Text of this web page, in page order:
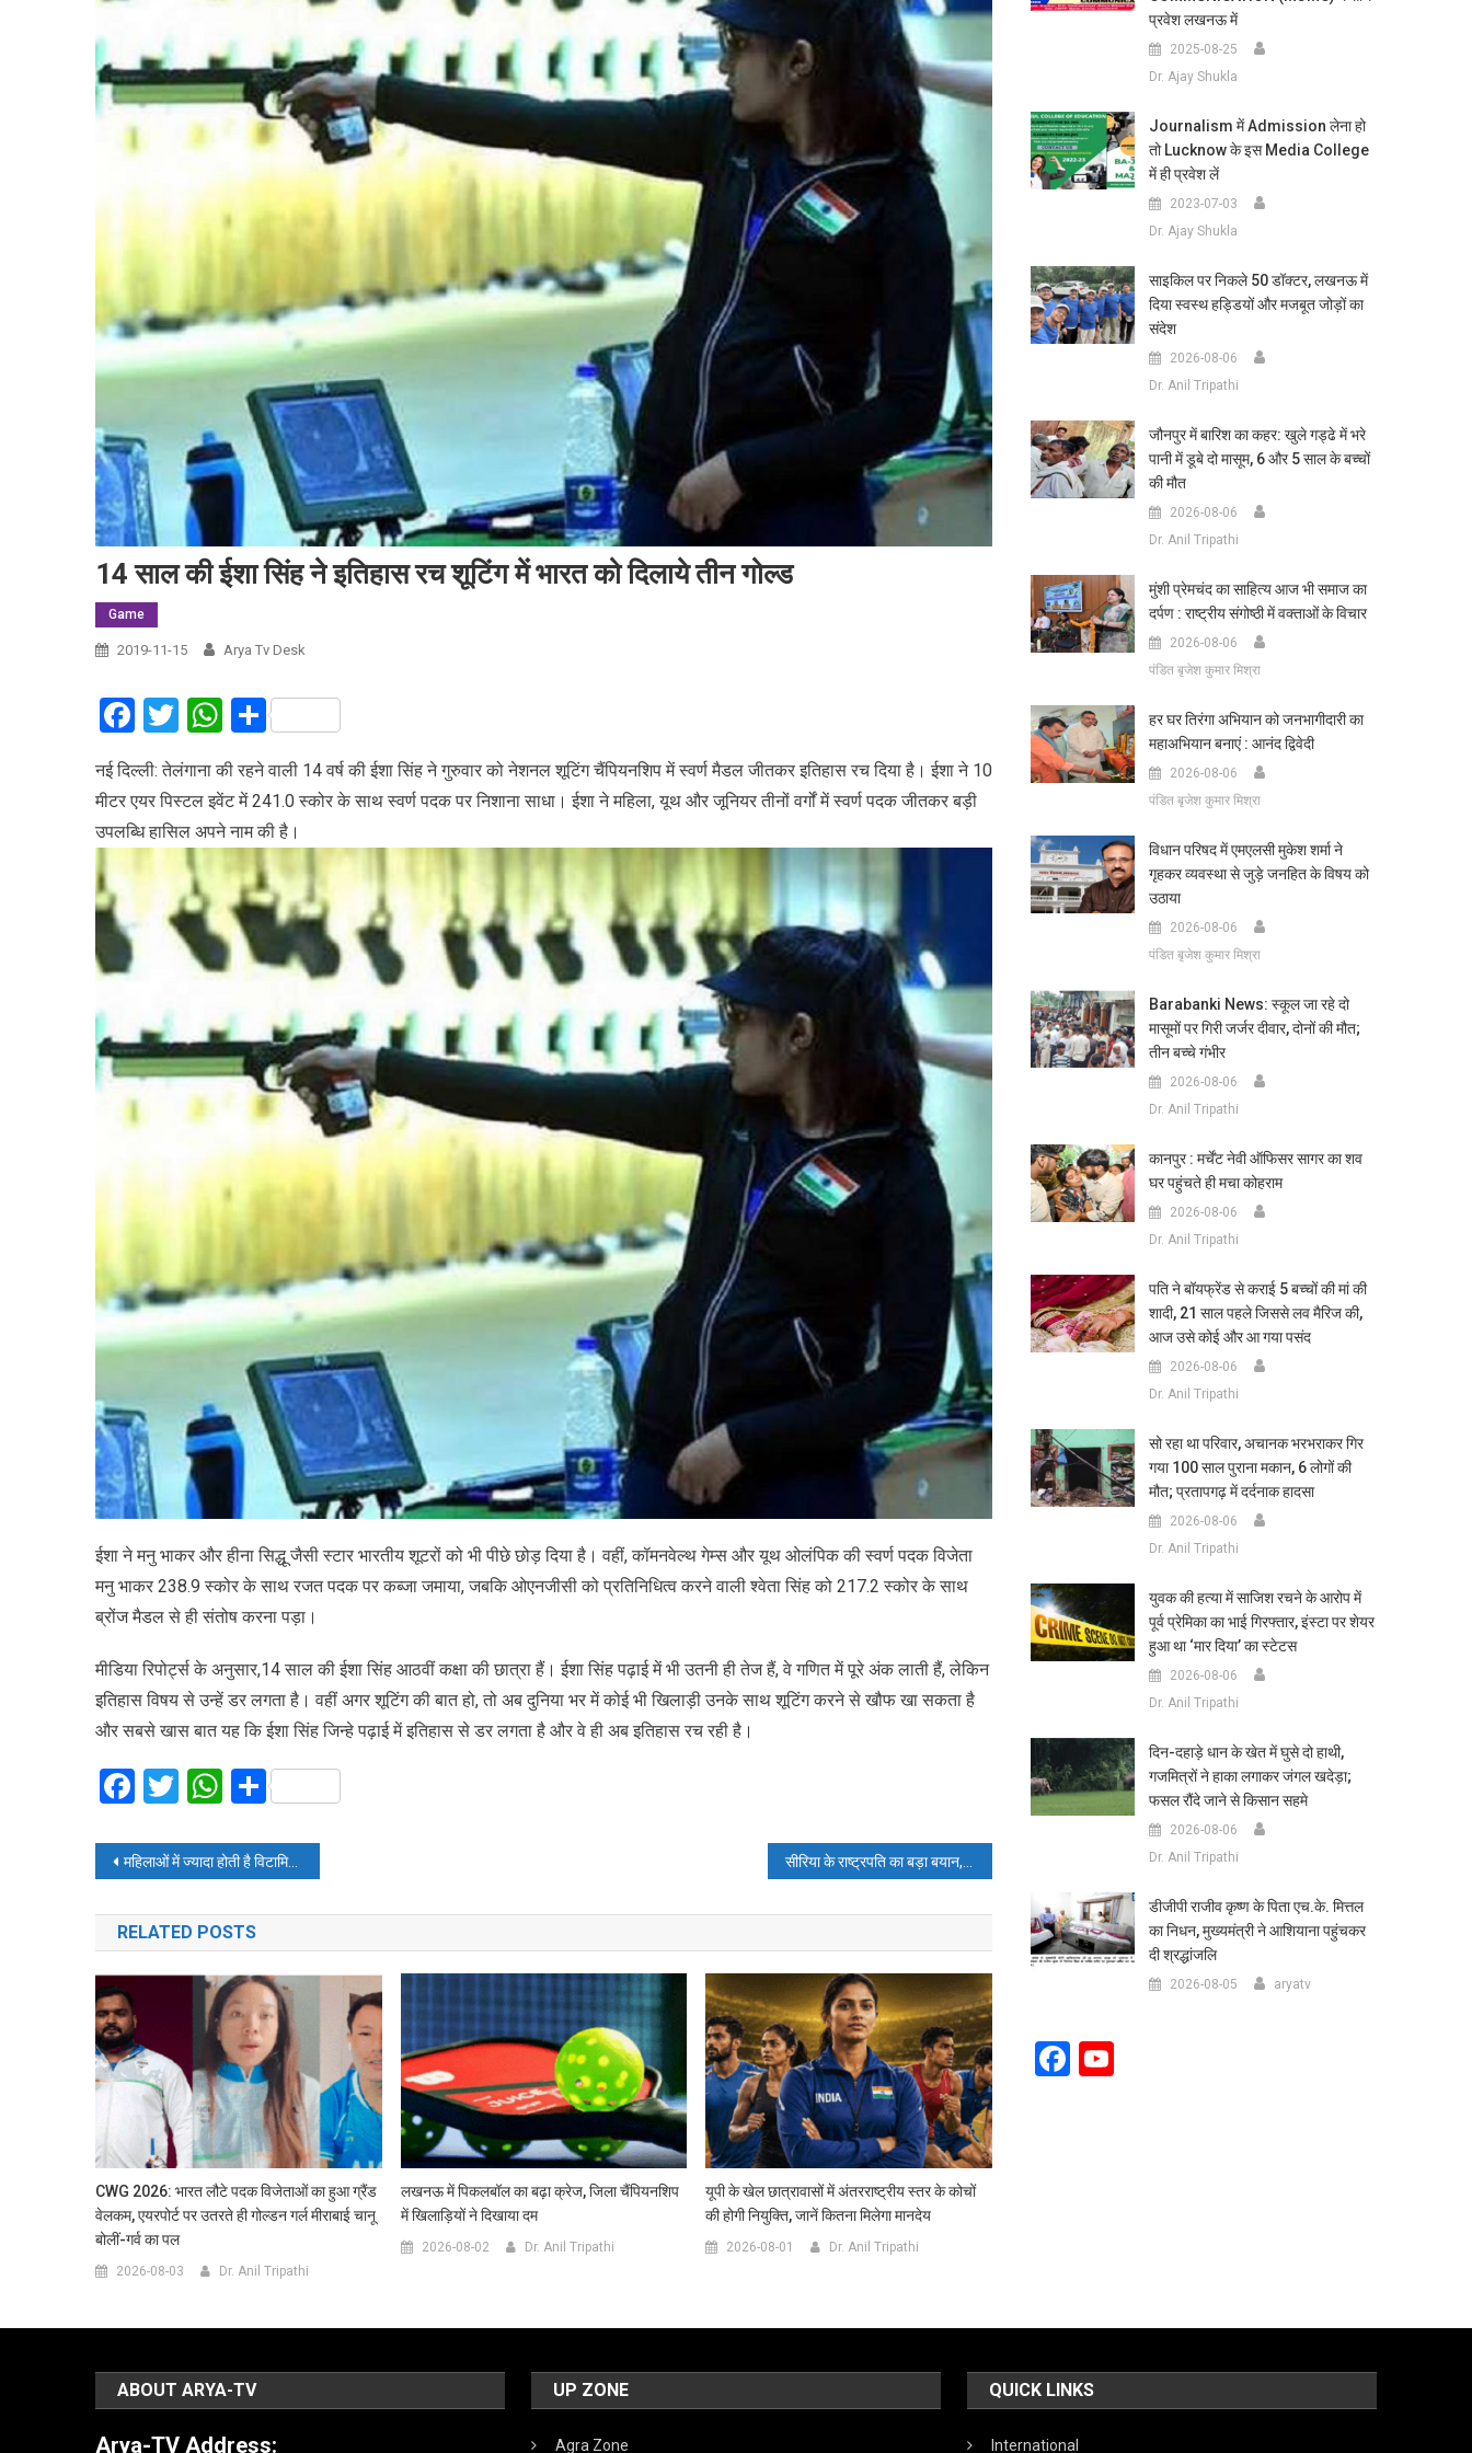
14 साल की ईशा सिंह ने इतिहास रच शूटिंग में भारत को दिलाये तीन गोल्ड
Game
2019-11-15 Arya Tv Desk
Facebook
TwitterWhatsApp
Share
नई दिल्ली: तेलंगाना की रहने वाली 14 वर्ष की ईशा सिंह ने गुरुवार को नेशनल शूटिंग चैंपियनशिप में स्वर्ण मैडल जीतकर इतिहास रच दिया है। ईशा ने 10
मीटर एयर पिस्टल इवेंट में 241.0 स्कोर के साथ स्वर्ण पदक पर निशाना साधा। ईशा ने महिला, यूथ और जूनियर तीनों वर्गों में स्वर्ण पदक जीतकर बड़ी
उपलब्धि हासिल अपने नाम की है।
ईशा ने मनु भाकर और हीना सिद्धू जैसी स्टार भारतीय शूटरों को भी पीछे छोड़ दिया है। वहीं, कॉमनवेल्थ गेम्स और यूथ ओलंपिक की स्वर्ण पदक विजेता
मनु भाकर 238.9 स्कोर के साथ रजत पदक पर कब्जा जमाया, जबकि ओएनजीसी को प्रतिनिधित्व करने वाली श्वेता सिंह को 217.2 स्कोर के साथ
ब्रोंज मैडल से ही संतोष करना पड़ा।
मीडिया रिपोर्ट्स के अनुसार,14 साल की ईशा सिंह आठवीं कक्षा की छात्रा हैं। ईशा सिंह पढ़ाई में भी उतनी ही तेज हैं, वे गणित में पूरे अंक लाती हैं, लेकिन
इतिहास विषय से उन्हें डर लगता है। वहीं अगर शूटिंग की बात हो, तो अब दुनिया भर में कोई भी खिलाड़ी उनके साथ शूटिंग करने से खौफ खा सकता है
और सबसे खास बात यह कि ईशा सिंह जिन्हे पढ़ाई में इतिहास से डर लगता है और वे ही अब इतिहास रच रही है।
Facebook
TwitterWhatsApp
Share
Post
navigation
महिलाओं में ज्यादा होती है विटामिन डी की कमी
RELATED POSTS
CWG 2026: भारत लौटे पदक विजेताओं का हुआ ग्रैंड
वेलकम, एयरपोर्ट पर उतरते ही गोल्डन गर्ल मीराबाई चानू
बोलीं-गर्व का पल
2026-08-03 Dr. Anil Tripathi
लखनऊ में पिकलबॉल का बढ़ा क्रेज, जिला चैंपियनशिप
में खिलाड़ियों ने दिखाया दम
2026-08-02 Dr. Anil Tripathi
यूपी के खेल छात्रावासों में अंतरराष्ट्रीय स्तर के कोचों
की होगी नियुक्ति, जानें कितना मिलेगा मानदेय
2026-08-01 Dr. Anil Tripathi
प्रवेश लखनऊ में
2025-08-25
Dr. Ajay Shukla
Journalism में Admission लेना हो
तो Lucknow के इस Media College
में ही प्रवेश लें
2023-07-03
Dr. Ajay Shukla
साइकिल पर निकले 50 डॉक्टर, लखनऊ में
दिया स्वस्थ हड्डियों और मजबूत जोड़ों का
संदेश
2026-08-06
Dr. Anil Tripathi
जौनपुर में बारिश का कहर: खुले गड्ढे में भरे
पानी में डूबे दो मासूम, 6 और 5 साल के बच्चों
की मौत
2026-08-06
Dr. Anil Tripathi
मुंशी प्रेमचंद का साहित्य आज भी समाज का
दर्पण : राष्ट्रीय संगोष्ठी में वक्ताओं के विचार
2026-08-06
पंडित बृजेश कुमार मिश्रा
हर घर तिरंगा अभियान को जनभागीदारी का
महाअभियान बनाएं : आनंद द्विवेदी
2026-08-06
पंडित बृजेश कुमार मिश्रा
विधान परिषद में एमएलसी मुकेश शर्मा ने
गृहकर व्यवस्था से जुड़े जनहित के विषय को
उठाया
2026-08-06
पंडित बृजेश कुमार मिश्रा
Barabanki News: स्कूल जा रहे दो
मासूमों पर गिरी जर्जर दीवार, दोनों की मौत;
तीन बच्चे गंभीर
2026-08-06
Dr. Anil Tripathi
कानपुर : मर्चेंट नेवी ऑफिसर सागर का शव
घर पहुंचते ही मचा कोहराम
2026-08-06
Dr. Anil Tripathi
पति ने बॉयफ्रेंड से कराई 5 बच्चों की मां की
शादी, 21 साल पहले जिससे लव मैरिज की,
आज उसे कोई और आ गया पसंद
2026-08-06
Dr. Anil Tripathi
सो रहा था परिवार, अचानक भरभराकर गिर
गया 100 साल पुराना मकान, 6 लोगों की
मौत; प्रतापगढ़ में दर्दनाक हादसा
2026-08-06
Dr. Anil Tripathi
युवक की हत्या में साजिश रचने के आरोप में
पूर्व प्रेमिका का भाई गिरफ्तार, इंस्टा पर शेयर
हुआ था ‘मार दिया’ का स्टेटस
2026-08-06
Dr. Anil Tripathi
दिन-दहाड़े धान के खेत में घुसे दो हाथी,
गजमित्रों ने हाका लगाकर जंगल खदेड़ा;
फसल रौंदे जाने से किसान सहमे
2026-08-06
Dr. Anil Tripathi
डीजीपी राजीव कृष्ण के पिता एच.के. मित्तल
का निधन, मुख्यमंत्री ने आशियाना पहुंचकर
दी श्रद्धांजलि
2026-08-05 aryatv
Facebook
ABOUT ARYA-TV
Arya-TV Address:
UP ZONE
Agra Zone
QUICK LINKS
International